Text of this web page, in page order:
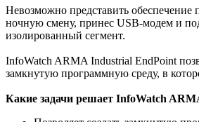
Невозможно представить
ночную смену, принес USB-модем и
изолированный сегмент.
InfoWatch ARMA Industrial EndPoint
замкнутую программную среду, в
Какие задачи решает InfoWatch